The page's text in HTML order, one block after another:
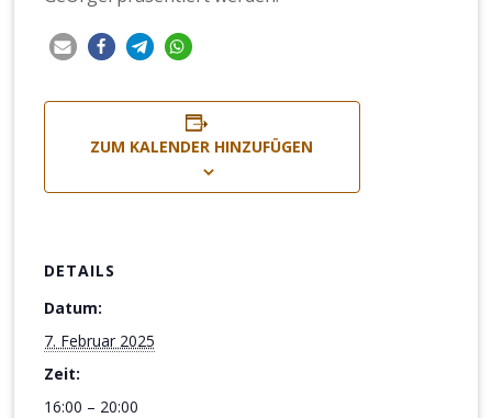
ZUM KALENDER HINZUFÜGEN
DETAILS
Datum:
7. Februar 2025
Zeit:
16:00 – 20:00